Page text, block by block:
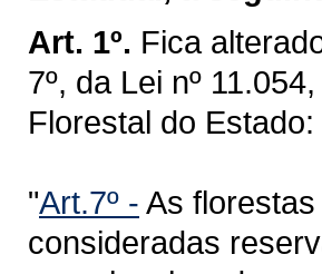
Art. 1º. Fica
7º, da Lei nº
Florestal do Estado:
"Art.7º - As
consideradas